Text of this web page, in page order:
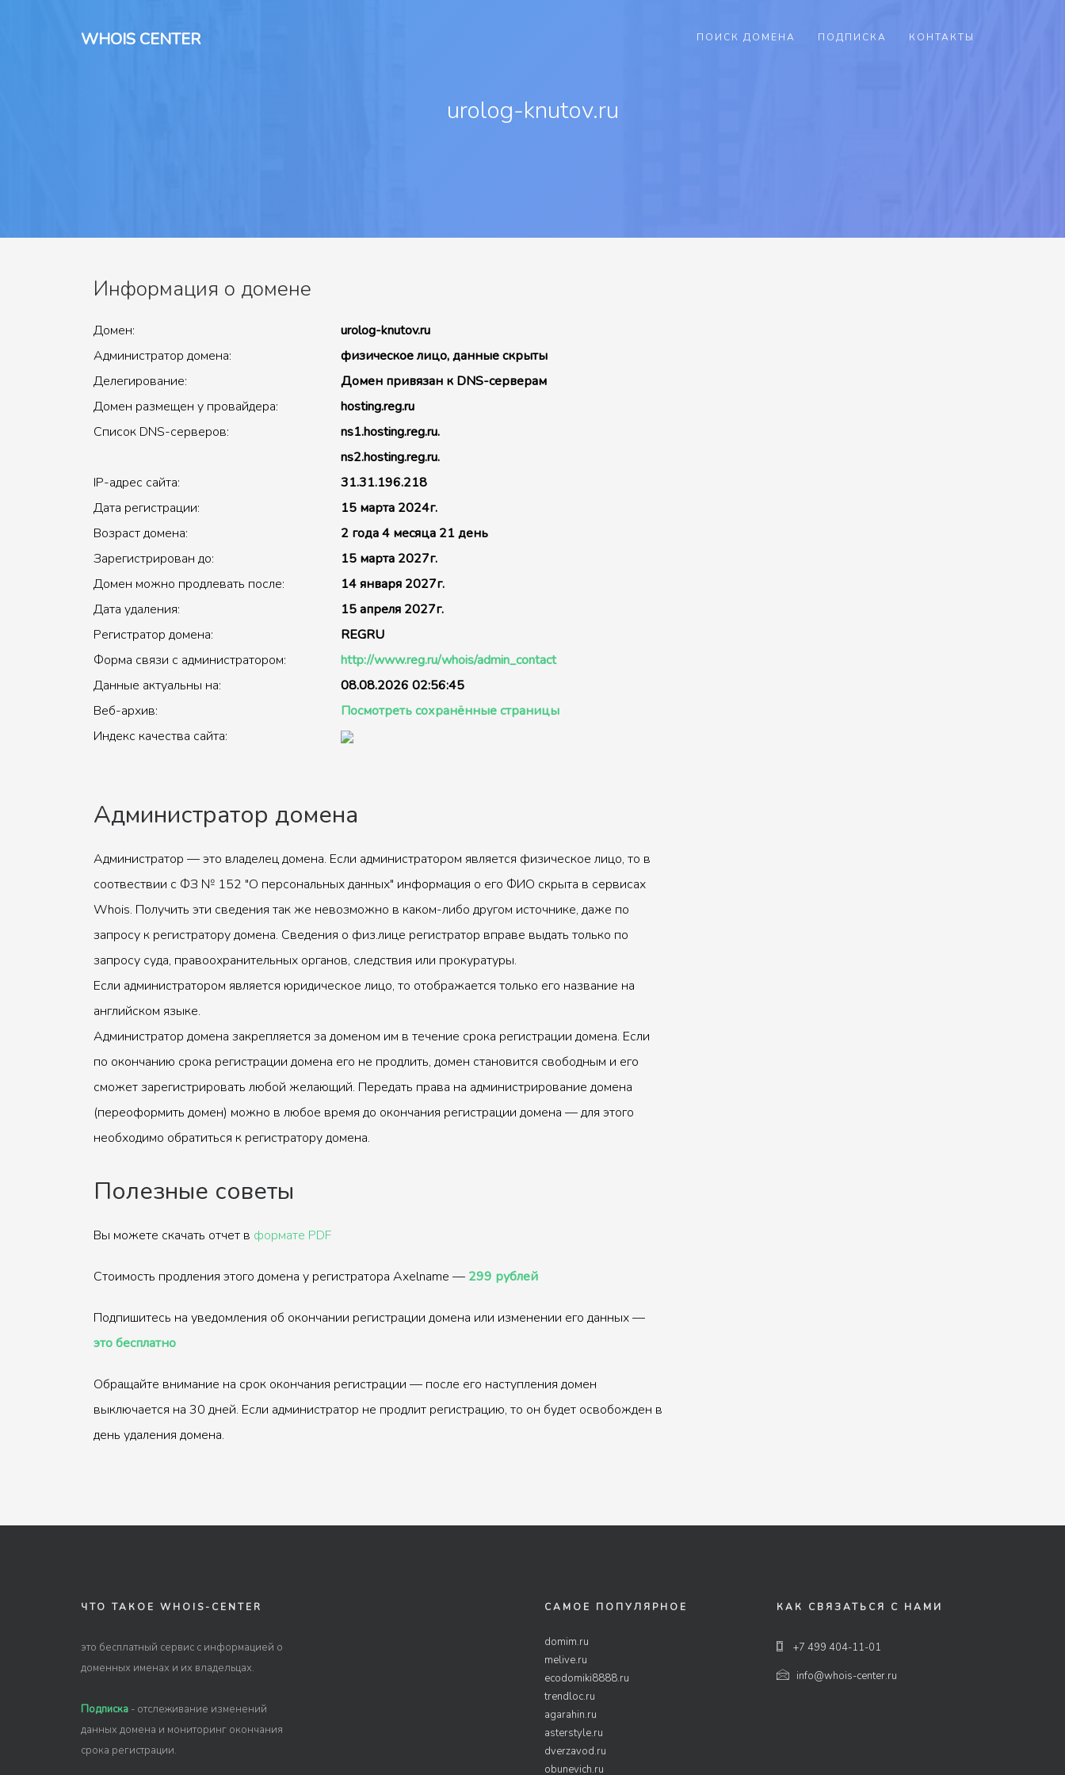
WHOIS CENTER ПОИСК ДОМЕНА ПОДПИСКА КОНТАКТЫ
urolog-knutov.ru
Информация о домене
Домен:
urolog-knutov.ru
Администратор домена:
физическое лицо, данные скрыты
Делегирование:
Домен привязан к DNS-серверам
Домен размещен у провайдера:
hosting.reg.ru
Список DNS-серверов:
ns1.hosting.reg.ru.
ns2.hosting.reg.ru.
IP-адрес сайта:
31.31.196.218
Дата регистрации:
15 марта 2024г.
Возраст домена:
2 года 4 месяца 21 день
Зарегистрирован до:
15 марта 2027г.
Домен можно продлевать после:
14 января 2027г.
Дата удаления:
15 апреля 2027г.
Регистратор домена:
REGRU
Форма связи с администратором:
http://www.reg.ru/whois/admin_contact
Данные актуальны на:
08.08.2026 02:56:45
Веб-архив:
Посмотреть сохранённые страницы
Индекс качества сайта:
Администратор домена
Администратор — это владелец домена. Если администратором является физическое лицо, то в
соотвествии с ФЗ № 152 "О персональных данных" информация о его ФИО скрыта в сервисах
Whois. Получить эти сведения так же невозможно в каком-либо другом источнике, даже по
запросу к регистратору домена. Сведения о физ.лице регистратор вправе выдать только по
запросу суда, правоохранительных органов, следствия или прокуратуры.
Если администратором является юридическое лицо, то отображается только его название на
английском языке.
Администратор домена закрепляется за доменом им в течение срока регистрации домена. Если
по окончанию срока регистрации домена его не продлить, домен становится свободным и его
сможет зарегистрировать любой желающий. Передать права на администрирование домена
(переоформить домен) можно в любое время до окончания регистрации домена — для этого
необходимо обратиться к регистратору домена.
Полезные советы
Вы можете скачать отчет в формате PDF
Стоимость продления этого домена у регистратора Axelname — 299 рублей
Подпишитесь на уведомления об окончании регистрации домена или изменении его данных —
это бесплатно
Обращайте внимание на срок окончания регистрации — после его наступления домен
выключается на 30 дней. Если администратор не продлит регистрацию, то он будет освобожден в
день удаления домена.
ЧТО ТАКОЕ WHOIS-CENTER
это бесплатный сервис с информацией о
доменных именах и их владельцах.
Подписка - отслеживание изменений
данных домена и мониторинг окончания
срока регистрации.
САМОЕ ПОПУЛЯРНОЕ
domim.ru
melive.ru
ecodomiki8888.ru
trendloc.ru
agarahin.ru
asterstyle.ru
dverzavod.ru
obunevich.ru
КАК СВЯЗАТЬСЯ С НАМИ
+7 499 404-11-01
info@whois-center.ru